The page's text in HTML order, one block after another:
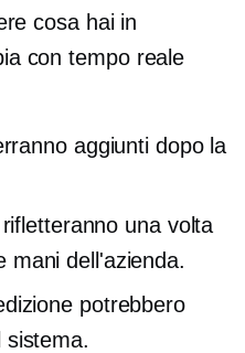
cosa hai in
contempo reale
aggiunti dopo la
una volta
mani dell'azienda.
potrebbero
sistema.